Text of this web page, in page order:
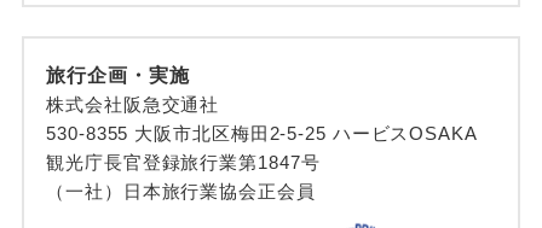
旅行企画・実施
株式会社阪急交通社
530-8355 大阪市北区梅田2-5-25 ハービスOSAKA
観光庁長官登録旅行業第1847号
（一社）日本旅行業協会正会員